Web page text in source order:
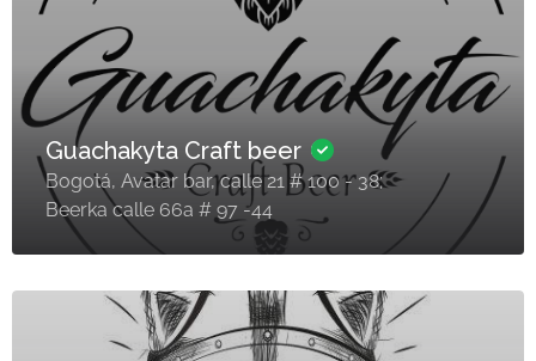
Guachakyta Craft beer
Bogotá, Avatar bar, calle 21 # 100 - 38;
Beerka calle 66a # 97 -44